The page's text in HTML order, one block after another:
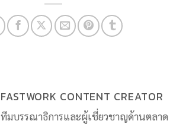
FASTWORK CONTENT CREATOR
ทีมบรรณาธิการและผู้เชี่ยวชาญด้านตลาด